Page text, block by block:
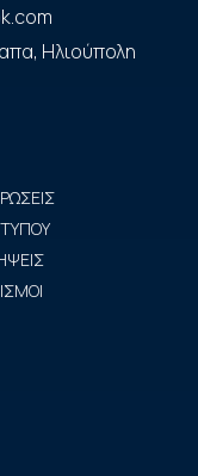
Ηλιούπολη